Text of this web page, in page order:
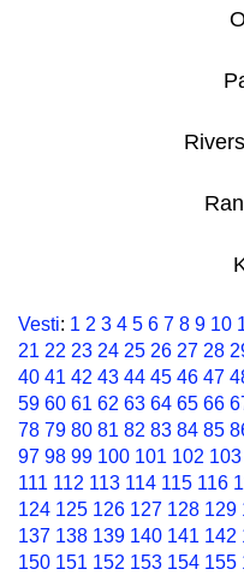
Vesti: 1 2 3 4 5 6 7 8 9 10
21 22 23 24 25 26 27 28
40 41 42 43 44 45 46 47
59 60 61 62 63 64 65 66
78 79 80 81 82 83 84 85
97 98 99 100 101 102 103
111 112 113 114 115 116
124 125 126 127 128 129
137 138 139 140 141 142
150 151 152 153 154 155